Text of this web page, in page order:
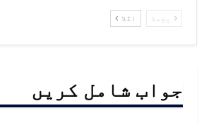
پچھلا اگلا
جواب شامل کریں